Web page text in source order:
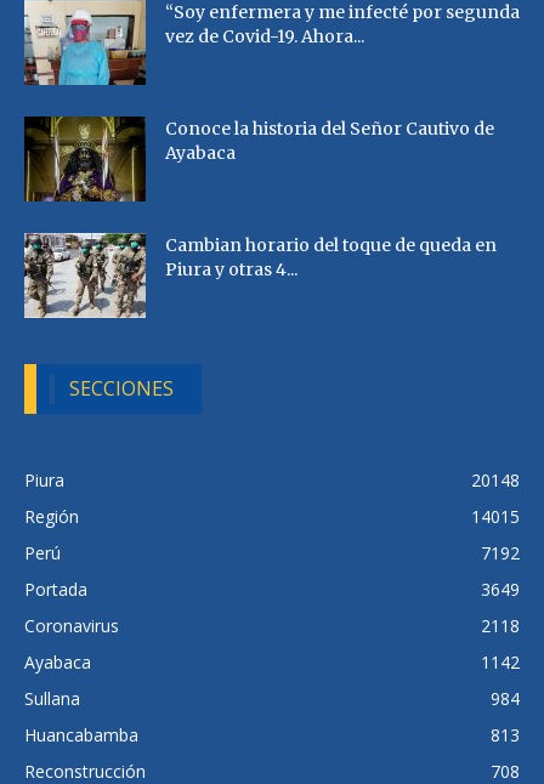
“Soy enfermera y me infecté por segunda
vez de Covid-19. Ahora...
Conoce la historia del Señor Cautivo de
Ayabaca
Cambian horario del toque de queda en
Piura y otras 4...
SECCIONES
Piura
20148
Región
14015
Perú
7192
Portada
3649
Coronavirus
2118
Ayabaca
1142
Sullana
984
Huancabamba
813
Reconstrucción
708